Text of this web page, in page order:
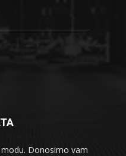
Donosimo vam